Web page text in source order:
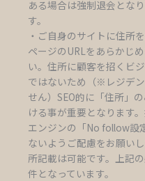
ある場合は強制退会とな
す。
・ご自身のサイトに住所
ページのURLをあらかじ
い。住所に顧客を招くビ
ではないため（※レジデ
せん）SEO的に「住所」
ける事が重要となります
エンジンの「No follow設
ないようご配慮をお願い
所記載は可能です。上記
件となっています。